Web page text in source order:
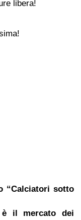
libera!
“Calciatori sotto
è il mercato dei